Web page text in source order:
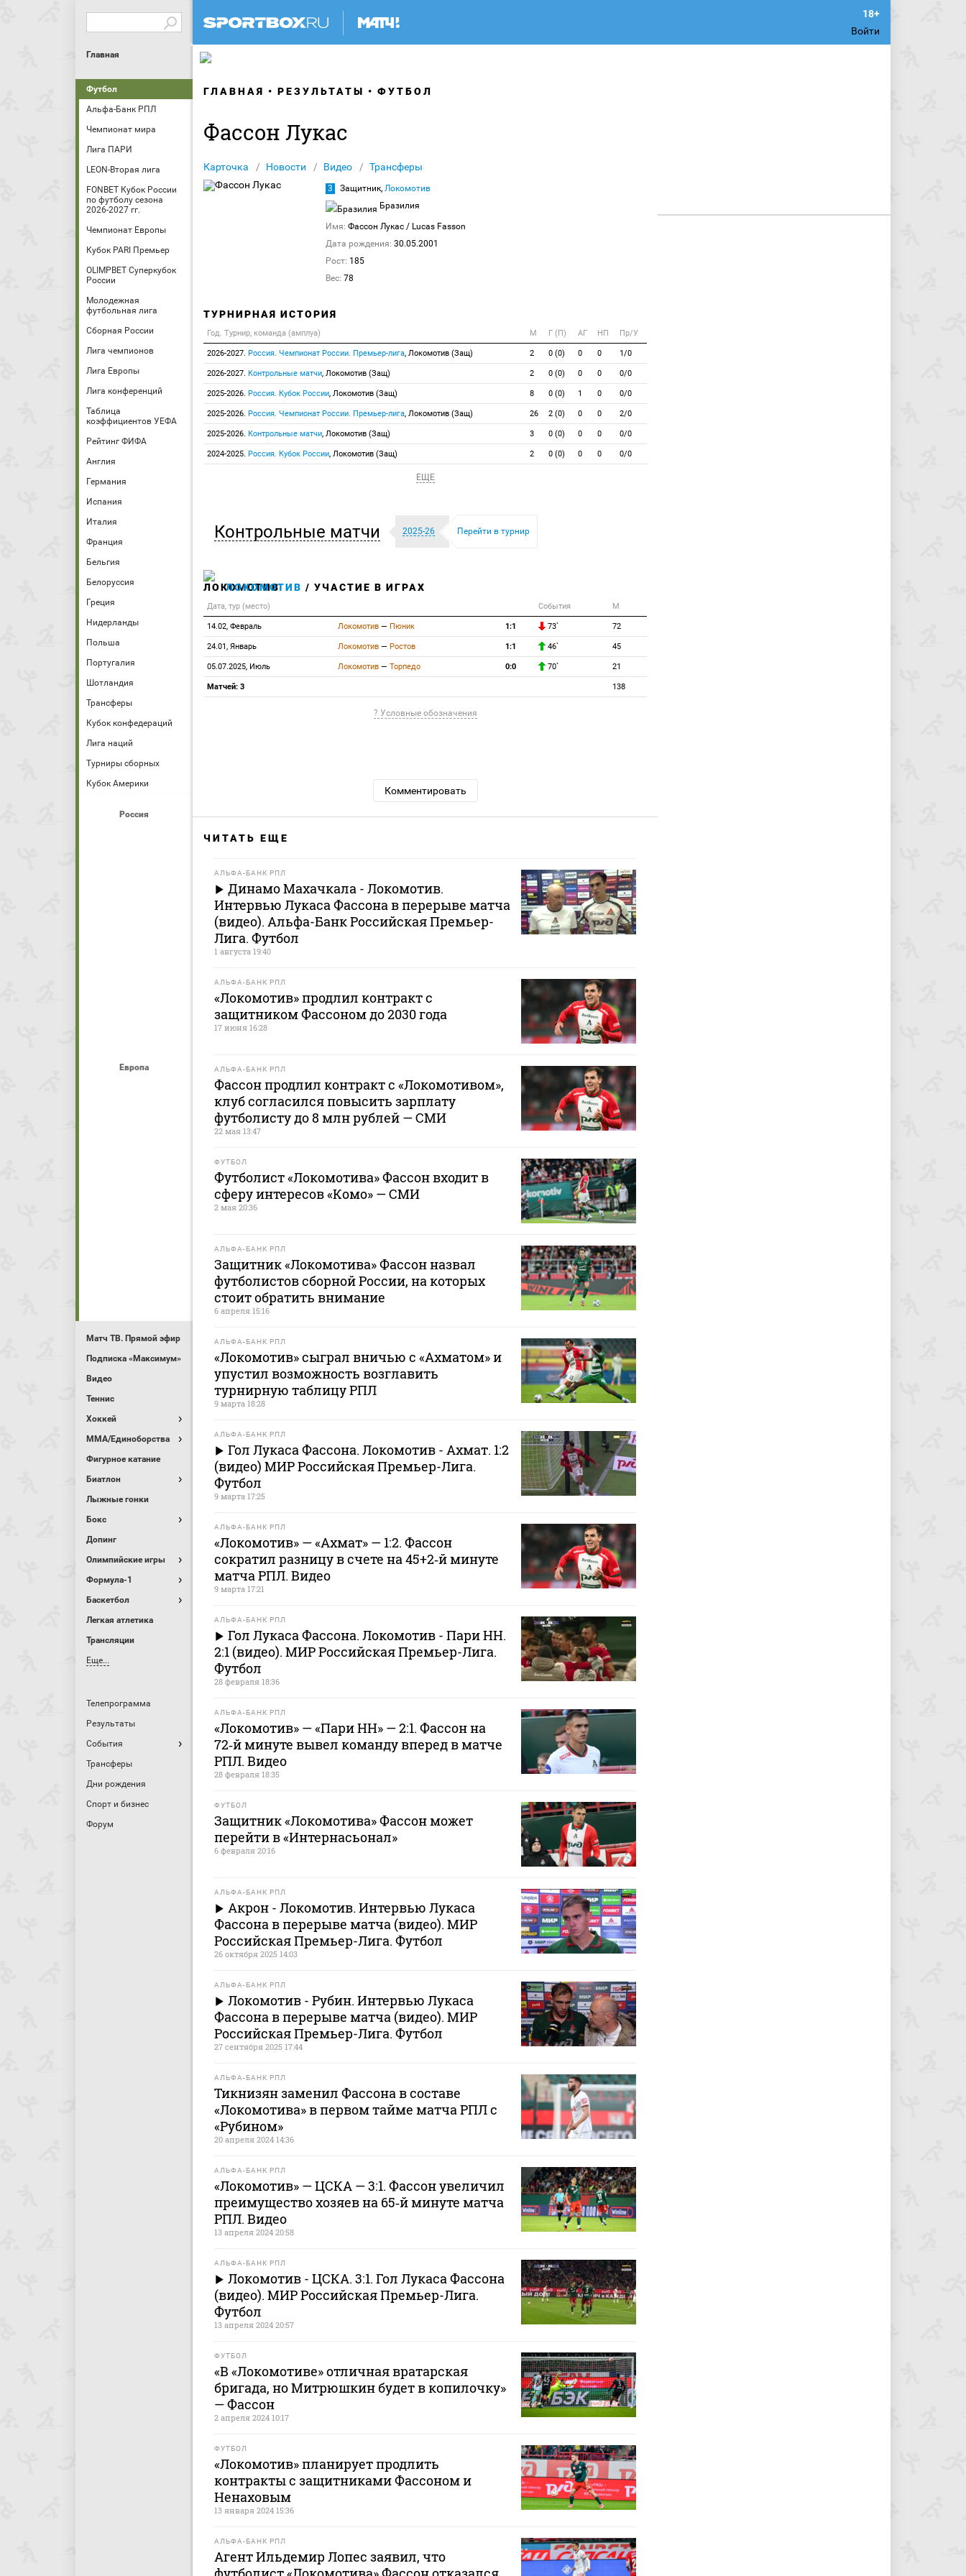
Войти
Главная
Футбол
Альфа-Банк РПЛ
Чемпионат мира
Лига ПАРИ
LEON-Вторая лига
FONBET Кубок России
по футболу сезона
2026-2027 гг.
Чемпионат Европы
Кубок PARI Премьер
OLIMPBET Суперкубок
России
Молодежная
футбольная лига
Сборная России
Лига чемпионов
Лига Европы
Лига конференций
Таблица
коэффициентов УЕФА
Рейтинг ФИФА
Англия
Германия
Испания
Италия
Франция
Бельгия
Белоруссия
Греция
Нидерланды
Польша
Португалия
Шотландия
Трансферы
Кубок конфедераций
Лига наций
Турниры сборных
Кубок Америки
Россия
Европа
Матч ТВ. Прямой эфир
Подписка «Максимум»
Видео
Теннис
Хоккей
MMA/Единоборства
Фигурное катание
Биатлон
Лыжные гонки
Бокс
Допинг
Олимпийские игры
Формула-1
Баскетбол
Легкая атлетика
Трансляции
Еще...
Телепрограмма
Результаты
События
Трансферы
Дни рождения
Спорт и бизнес
Форум
ГЛАВНАЯ РЕЗУЛЬТАТЫ ФУТБОЛ
Фассон Лукас
Карточка Новости Видео Трансферы
3 Защитник, Локомотив
Бразилия
Имя: Фассон Лукас / Lucas Fasson
Дата рождения: 30.05.2001
Рост: 185
Вес: 78
ТУРНИРНАЯ ИСТОРИЯ
Год. Турнир, команда (амплуа) М Г (П) АГ НП Пр/У
2026-2027. Россия. Чемпионат России. Премьер-лига, Локомотив (Защ) 2 0 (0) 0 0 1/0
2026-2027. Контрольные матчи, Локомотив (Защ) 2 0 (0) 0 0 0/0
2025-2026. Россия. Кубок России, Локомотив (Защ) 8 0 (0) 1 0 0/0
2025-2026. Россия. Чемпионат России. Премьер-лига, Локомотив (Защ) 26 2 (0) 0 0 2/0
2025-2026. Контрольные матчи, Локомотив (Защ) 3 0 (0) 0 0 0/0
2024-2025. Россия. Кубок России, Локомотив (Защ) 2 0 (0) 0 0 0/0
ЕЩЕ
Контрольные матчи 2025-26 Перейти в турнир
ЛОКОМОТИВ / УЧАСТИЕ В ИГРАХ
Дата, тур (место) События М
14.02, Февраль Локомотив — Пюник 1:1 73` 72
24.01, Январь Локомотив — Ростов 1:1 46` 45
05.07.2025, Июль Локомотив — Торпедо 0:0 70` 21
Матчей: 3 138
? Условные обозначения
Комментировать
ЧИТАТЬ ЕЩЕ
АЛЬФА-БАНК РПЛ
Динамо Махачкала - Локомотив.
Интервью Лукаса Фассона в перерыве матча
(видео). Альфа-Банк Российская Премьер-
Лига. Футбол
1 августа 19:40
АЛЬФА-БАНК РПЛ
«Локомотив» продлил контракт с
защитником Фассоном до 2030 года
17 июня 16:28
АЛЬФА-БАНК РПЛ
Фассон продлил контракт с «Локомотивом»,
клуб согласился повысить зарплату
футболисту до 8 млн рублей — СМИ
22 мая 13:47
ФУТБОЛ
Футболист «Локомотива» Фассон входит в
сферу интересов «Комо» — СМИ
2 мая 20:36
АЛЬФА-БАНК РПЛ
Защитник «Локомотива» Фассон назвал
футболистов сборной России, на которых
стоит обратить внимание
6 апреля 15:16
АЛЬФА-БАНК РПЛ
«Локомотив» сыграл вничью с «Ахматом» и
упустил возможность возглавить
турнирную таблицу РПЛ
9 марта 18:28
АЛЬФА-БАНК РПЛ
Гол Лукаса Фассона. Локомотив - Ахмат. 1:2
(видео) МИР Российская Премьер-Лига.
Футбол
9 марта 17:25
АЛЬФА-БАНК РПЛ
«Локомотив» — «Ахмат» — 1:2. Фассон
сократил разницу в счете на 45+2‑й минуте
матча РПЛ. Видео
9 марта 17:21
АЛЬФА-БАНК РПЛ
Гол Лукаса Фассона. Локомотив - Пари НН.
2:1 (видео). МИР Российская Премьер-Лига.
Футбол
28 февраля 18:36
АЛЬФА-БАНК РПЛ
«Локомотив» — «Пари НН» — 2:1. Фассон на
72‑й минуте вывел команду вперед в матче
РПЛ. Видео
28 февраля 18:35
ФУТБОЛ
Защитник «Локомотива» Фассон может
перейти в «Интернасьонал»
6 февраля 20:16
АЛЬФА-БАНК РПЛ
Акрон - Локомотив. Интервью Лукаса
Фассона в перерыве матча (видео). МИР
Российская Премьер-Лига. Футбол
26 октября 2025 14:03
АЛЬФА-БАНК РПЛ
Локомотив - Рубин. Интервью Лукаса
Фассона в перерыве матча (видео). МИР
Российская Премьер-Лига. Футбол
27 сентября 2025 17:44
АЛЬФА-БАНК РПЛ
Тикнизян заменил Фассона в составе
«Локомотива» в первом тайме матча РПЛ с
«Рубином»
20 апреля 2024 14:36
АЛЬФА-БАНК РПЛ
«Локомотив» — ЦСКА — 3:1. Фассон увеличил
преимущество хозяев на 65‑й минуте матча
РПЛ. Видео
13 апреля 2024 20:58
АЛЬФА-БАНК РПЛ
Локомотив - ЦСКА. 3:1. Гол Лукаса Фассона
(видео). МИР Российская Премьер-Лига.
Футбол
13 апреля 2024 20:57
ФУТБОЛ
«В «Локомотиве» отличная вратарская
бригада, но Митрюшкин будет в копилочку»
— Фассон
2 апреля 2024 10:17
ФУТБОЛ
«Локомотив» планирует продлить
контракты c защитниками Фассоном и
Ненаховым
13 января 2024 15:36
АЛЬФА-БАНК РПЛ
Агент Ильдемир Лопес заявил, что